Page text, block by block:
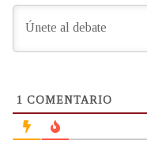
1 COMENTARIO